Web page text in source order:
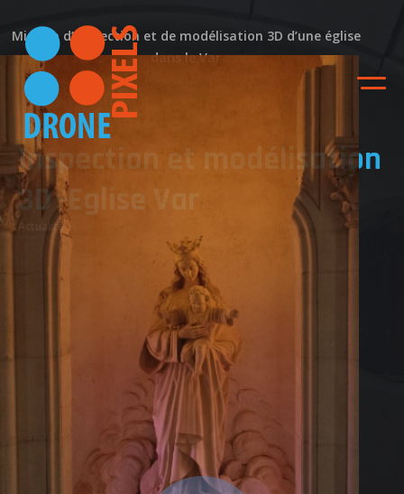
NOS DIFFERENTES
PRESTATIONS
NOS REALISATIONS
QUI EST DERRIERE
NOUS CONTACTER
Inspection et modélisation
3D -Eglise Var
Actualité
Mission d’inspection et de modélisation 3D d’une église
dans le Var